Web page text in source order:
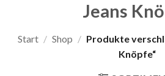
Jeans
Start / Shop / Produkte
Knöpfe“